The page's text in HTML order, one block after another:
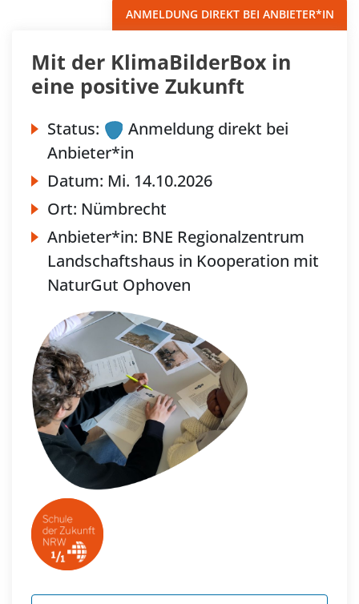
ANMELDUNG DIREKT BEI ANBIETER*IN
Mit der KlimaBilderBox in
eine positive Zukunft
Status:
Anmeldung direkt bei
Anbieter*in
Datum: Mi. 14.10.2026
Ort: Nümbrecht
Anbieter*in: BNE Regionalzentrum
Landschaftshaus in Kooperation mit
NaturGut Ophoven